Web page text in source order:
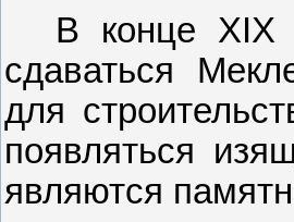
В конце XIX
сдаваться
для
появляться
являются